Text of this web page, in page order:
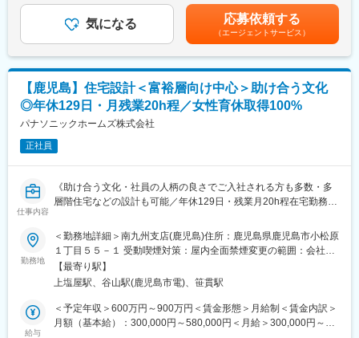
◇家庭と仕事を両立したい方
◇営業が嫌いなわけじゃない。ただ“働き方”が合わなくなってしま
■仕事内容：
土地オーナーが所有する資産に対し、最適な土地活用の事業を提
案するコンサルティング営業です。
(1)土地オーナーへのアプローチ（リストを基にアプローチしま
す）
(2)土地活用の提案をする
(3)受注を獲得する
～～ 土地活用の提案って？ ～～
遊休地など、活用できていない土地に対しアパートやマンション
街中にあるアパートやマンションはその土地およびマンションを
所有しているオーナー様がいて、家賃収益を得ています。つまり
【土地を活用している】ということです。
・億単位の商材を提案する仕事となるので、長期的な関係性構築
が必要となります
業手当＞有＜給与補足＞年収650万円（月給31万円＋成果給＋賞
与）／入社1年目 メンバー年収841万円（月給42万円＋成果給＋
賞与）／入社2年目 メンバー年収1,156万円（月給56万円＋成果給
＋賞与）／入社5年目 メンバー賃金はあくまでも目安の金額であ
り、選考を通じて上下する可能性があります。月給(月額)は固定手
当を含めた表記です。
気になる 応募依頼する
（エージェントサービス）
【鹿児島】住宅設計＜富裕層向け中心＞助け合う文化
◎年休129日・月残業20h程／女性育休取得100%
パナソニックホームズ株式会社
正社員
仕事内容
《助け合う文化・社員の人柄の良さでご入社される方も多数・多
層階住宅などの設計も可能／年休129日・残業月20h程在宅勤務や
アリング ～プランの作成やインテリア設計等一貫して担当！》
◎社風
チームワークを大切にする社風。周りや顧客のためになることで
あれば積極的に情報共有&手を差し伸べる社員が多く、社風の良さ
から入社する方も多数
高い定着率も特徴です(例：新卒入社定着率は92.0%・平均勤続年
勤務地
＜勤務地詳細＞南九州支店(鹿児島)住所：鹿児島県鹿児島市小松原
１丁目５５－１ 受動喫煙対策：屋内全面禁煙変更の範囲：会社の
定める事業所
【最寄り駅】
上塩屋駅、谷山駅(鹿児島市電)、笹貫駅
給与
＜予定年収＞600万円～900万円＜賃金形態＞月給制＜賃金内訳＞
月額（基本給）：300,000円～580,000円＜月給＞300,000円～